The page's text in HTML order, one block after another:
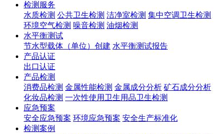
检测服务
水质检测 公共卫生检测 洁净室检测 集中空调卫生检测
环境空气检测 噪音检测 油烟检测
水平衡测试
节水型载体（单位）创建 水平衡测试报告
产品认证
出口认证
产品检测
消费品检测 金属性能检测 金属成分分析 矿石成分分析
化妆品检测 一次性使用卫生用品卫生检测
应急预案
安全应急预案 环境应急预案 安全生产标准化
检测案例